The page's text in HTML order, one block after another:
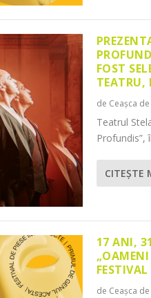
FOST
TEATRU,
de Ceașca
Teatrul
Profundis”,
CITEŞTE
17 ANI,
FESTIVAL
de Ceașca